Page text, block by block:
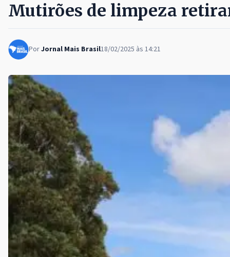
Mutirões de limpeza
PorJornal Mais Brasil18/02/2025 às 14:21